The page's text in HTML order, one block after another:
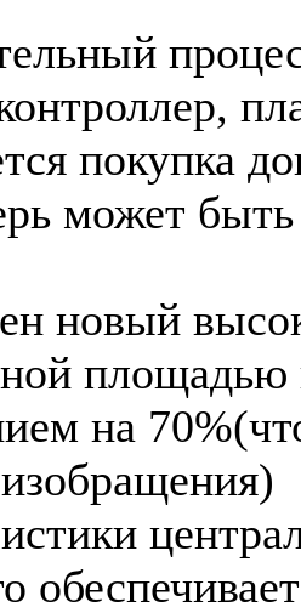
покупка
может
новый
на